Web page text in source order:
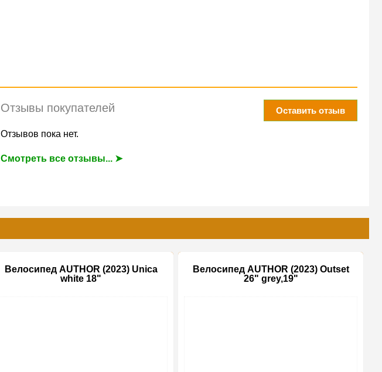
Оставить отзыв
Отзывы покупателей
Отзывов пока нет.
Смотреть все отзывы... ➤
Велосипед AUTHOR (2023) Unica
white 18"
Велосипед AUTHOR (2023) Outset
26" grey,19"